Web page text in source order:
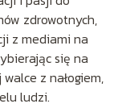
zdrowotnych,
z mediami na
się na
z nałogiem,
ludzi.